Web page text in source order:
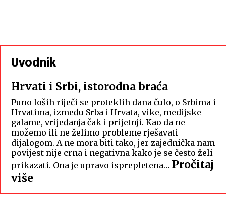
Uvodnik
Hrvati i Srbi, istorodna braća
Puno loših riječi se proteklih dana čulo, o Srbima i
Hrvatima, između Srba i Hrvata, vike, medijske
galame, vrijeđanja čak i prijetnji. Kao da ne
možemo ili ne želimo probleme rješavati
dijalogom. A ne mora biti tako, jer zajednička nam
povijest nije crna i negativna kako je se često želi
prikazati. Ona je upravo isprepletena… Pročitaj
više:
Hrvati